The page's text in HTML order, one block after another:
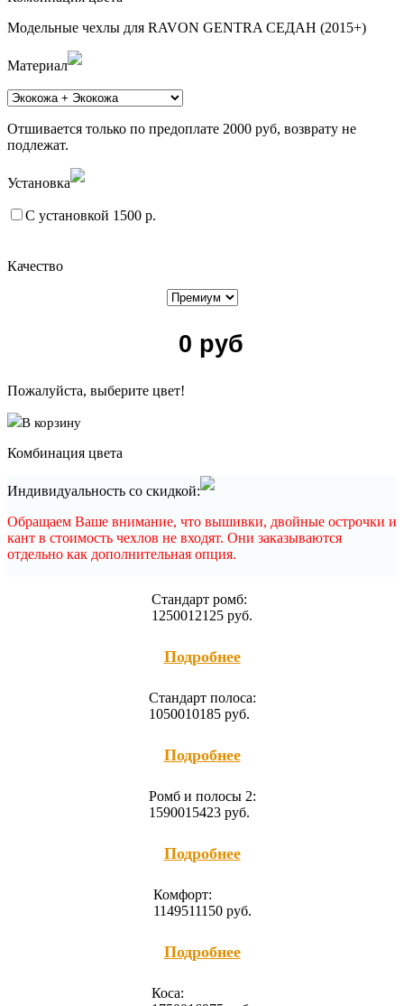
Модельные чехлы для RAVON GENTRA СЕДАН (2015+)
Материал
Отшивается только по предоплате 2000 руб, возврату не
подлежат.
Установка
С установкой 1500 р.
Качество
0 руб
Пожалуйста, выберите цвет!
В корзину
Комбинация цвета
Индивидуальность со скидкой:
Обращаем Ваше внимание, что вышивки, двойные острочки и
кант в стоимость чехлов не входят. Они заказываются
отдельно как дополнительная опция.
Cтандарт ромб:
1250012125 руб.
Подробнее
Cтандарт полоса:
1050010185руб.
Подробнее
Ромб и полосы 2:
1590015423руб.
Подробнее
Комфорт:
1149511150руб.
Подробнее
Коса: